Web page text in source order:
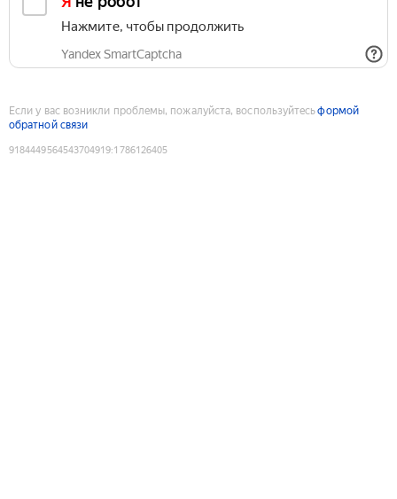
Нажмите, чтобы продолжить
Yandex SmartCaptcha
Если у вас возникли проблемы, пожалуйста, воспользуйтесьформой
обратной связи
9184449564543704919:1786126405